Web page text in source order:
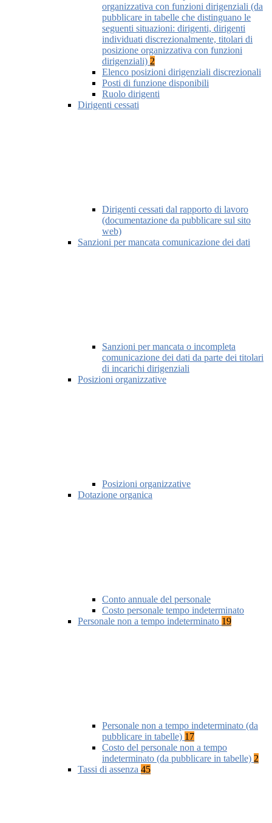
organizzativa con funzioni dirigenziali (da
pubblicare in tabelle che distinguano le
seguenti situazioni: dirigenti, dirigenti
individuati discrezionalmente, titolari di
posizione organizzativa con funzioni
dirigenziali) 2
Elenco posizioni dirigenziali discrezionali
Posti di funzione disponibili
Ruolo dirigenti
Dirigenti cessati
Dirigenti cessati dal rapporto di lavoro
(documentazione da pubblicare sul sito
web)
Sanzioni per mancata comunicazione dei dati
Sanzioni per mancata o incompleta
comunicazione dei dati da parte dei titolari
di incarichi dirigenziali
Posizioni organizzative
Posizioni organizzative
Dotazione organica
Conto annuale del personale
Costo personale tempo indeterminato
Personale non a tempo indeterminato 19
Personale non a tempo indeterminato (da
pubblicare in tabelle) 17
Costo del personale non a tempo
indeterminato (da pubblicare in tabelle) 2
Tassi di assenza 45